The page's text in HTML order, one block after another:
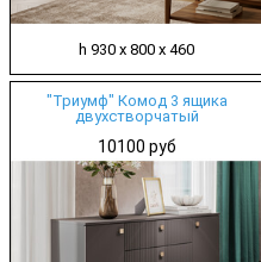
h 930 х 800 х 460
"Триумф" Комод 3 ящика
двухстворчатый
10100 руб